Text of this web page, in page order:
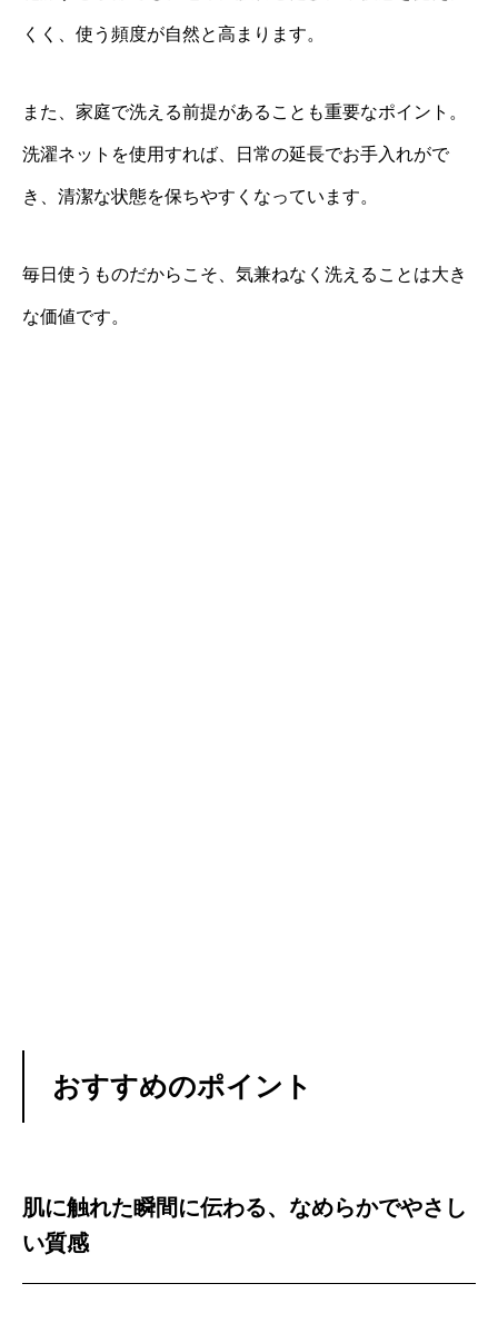
くく、使う頻度が自然と高まります。
また、家庭で洗える前提があることも重要なポイント。
洗濯ネットを使用すれば、日常の延長でお手入れがで
き、清潔な状態を保ちやすくなっています。
毎日使うものだからこそ、気兼ねなく洗えることは大き
な価値です。
おすすめのポイント
肌に触れた瞬間に伝わる、なめらかでやさし
い質感